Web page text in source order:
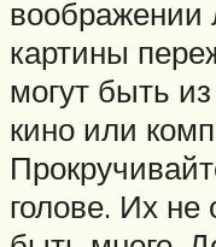
картины
могут быть
кино или
голове. Их не